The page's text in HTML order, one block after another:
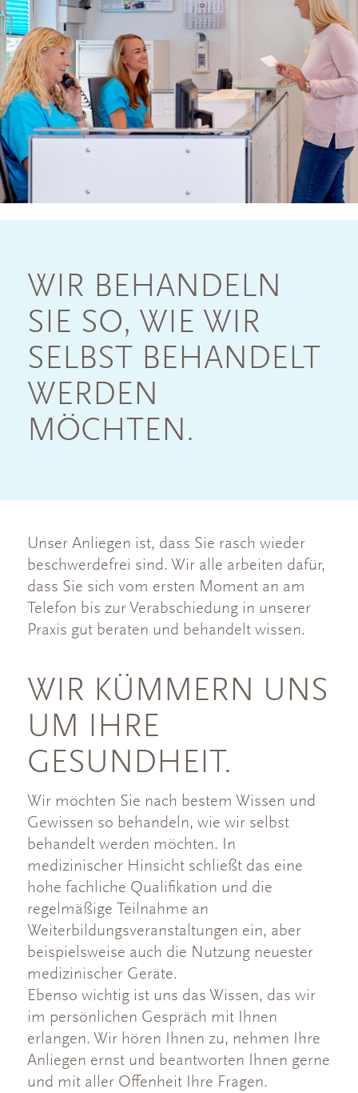
WIR BEHANDELN
SIE SO, WIE WIR
SELBST BEHANDELT
WERDEN
MÖCHTEN.
Unser Anliegen ist, dass Sie rasch wieder
beschwerdefrei sind. Wir alle arbeiten dafür,
dass Sie sich vom ersten Moment an am
Telefon bis zur Verabschiedung in unserer
Praxis gut beraten und behandelt wissen.
WIR KÜMMERN UNS
UM IHRE
GESUNDHEIT.
Wir möchten Sie nach bestem Wissen und
Gewissen so behandeln, wie wir selbst
behandelt werden möchten. In
medizinischer Hinsicht schließt das eine
hohe fachliche Qualifikation und die
regelmäßige Teilnahme an
Weiterbildungsveranstaltungen ein, aber
beispielsweise auch die Nutzung neuester
medizinischer Geräte.
Ebenso wichtig ist uns das Wissen, das wir
im persönlichen Gespräch mit Ihnen
erlangen. Wir hören Ihnen zu, nehmen Ihre
Anliegen ernst und beantworten Ihnen gerne
und mit aller Offenheit Ihre Fragen.